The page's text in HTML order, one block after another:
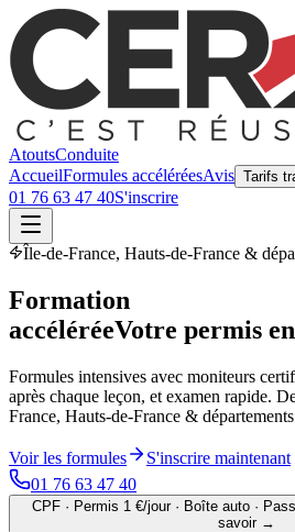
AtoutsConduite
AccueilFormules accéléréesAvis Tarifs
01 76 63 47 40S'inscrire
Île-de-France, Hauts-de-France &
Formation
accéléréeVotre permis
Formules intensives avec moniteurs
après chaque leçon, et examen rapide.
France, Hauts-de-France &
Voir les formules
S'inscrire maintenant
01 76 63 47 40
CPF · Permis 1 €/jour · Boîte auto ·
savoir →